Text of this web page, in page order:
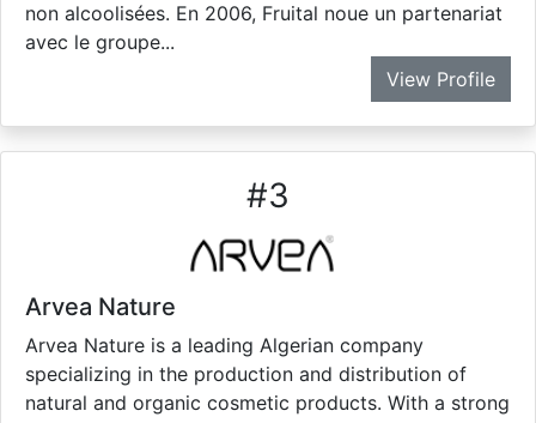
non alcoolisées. En 2006, Fruital noue un partenariat
avec le groupe...
View Profile
#3
Arvea Nature
Arvea Nature is a leading Algerian company
specializing in the production and distribution of
natural and organic cosmetic products. With a strong